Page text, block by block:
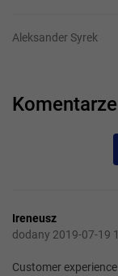
Aleksander Syrek
Komentarze
Ireneusz
dodany 2019-07-19
Customer